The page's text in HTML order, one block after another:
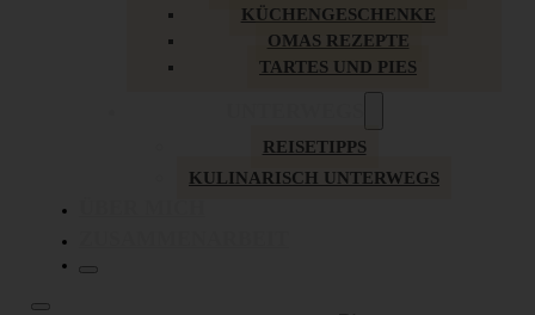
KÜCHENGESCHENKE
OMAS REZEPTE
TARTES UND PIES
REISETIPPS
KULINARISCH UNTERWEGS